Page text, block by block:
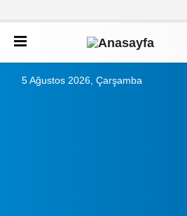
5 Ağustos 2026, Çarşamba